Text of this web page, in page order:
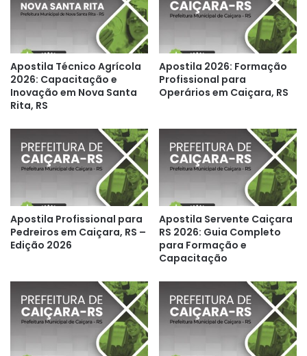
Apostila Técnico Agrícola
2026: Capacitação e
Inovação em Nova Santa
Rita, RS
Apostila 2026: Formação
Profissional para
Operários em Caiçara, RS
Apostila Profissional para
Pedreiros em Caiçara, RS –
Edição 2026
Apostila Servente Caiçara
RS 2026: Guia Completo
para Formação e
Capacitação